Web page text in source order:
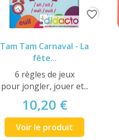
Tam Tam Carnaval - La
fête...
6 règles de jeux
pour jongler, jouer et...
10,20 €
Voir le produit
favorite_border